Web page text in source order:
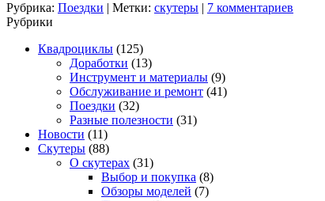
Рубрика: Поездки | Метки: скутеры | 7 комментариев
Рубрики
Квадроциклы (125)
Доработки (13)
Инструмент и материалы (9)
Обслуживание и ремонт (41)
Поездки (32)
Разные полезности (31)
Новости (11)
Скутеры (88)
О скутерах (31)
Выбор и покупка (8)
Обзоры моделей (7)